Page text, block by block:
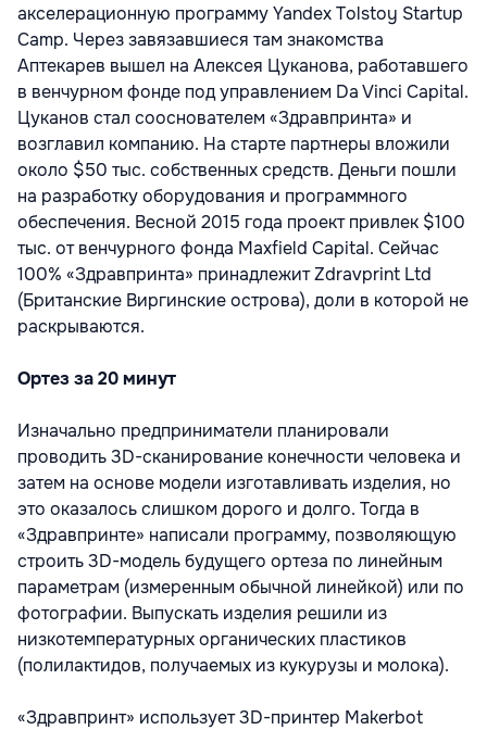
акселерационную программу Yandex Tolstoy Startup
Camp. Через завязавшиеся там знакомства
Аптекарев вышел на Алексея Цуканова, работавшего
в венчурном фонде под управлением Da Vinci Capital.
Цуканов стал сооснователем «Здравпринта» и
возглавил компанию. На старте партнеры вложили
около $50 тыс. собственных средств. Деньги пошли
на разработку оборудования и программного
обеспечения. Весной 2015 года проект привлек $100
тыс. от венчурного фонда Maxfield Capital. Сейчас
100% «Здравпринта» принадлежит Zdravprint Ltd
(Британские Виргинские острова), доли в которой не
раскрываются.
Ортез за 20 минут
Изначально предприниматели планировали
проводить 3D-сканирование конечности человека и
затем на основе модели изготавливать изделия, но
это оказалось слишком дорого и долго. Тогда в
«Здравпринте» написали программу, позволяющую
строить 3D-модель будущего ортеза по линейным
параметрам (измеренным обычной линейкой) или по
фотографии. Выпускать изделия решили из
низкотемпературных органических пластиков
(полилактидов, получаемых из кукурузы и молока).
«Здравпринт» использует 3D-принтер Makerbot